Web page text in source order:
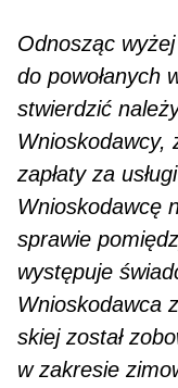
Odnosząc
do powołanych
stwierdzić
Wnioskodawcy,
zapłaty za
Wnioskodawcę
sprawie
występuje
Wnioskodawca
skiej został
w zakresie